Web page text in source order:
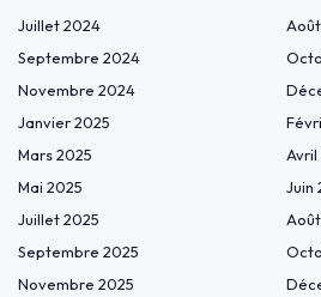
Juillet 2024
Septembre 2024
Novembre 2024
Janvier 2025
Mars 2025
Avril
Mai 2025
Juin
Juillet 2025
Septembre 2025
Novembre 2025